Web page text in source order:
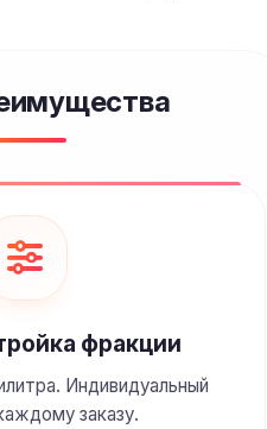
фракции
Индивидуальный
заказу.